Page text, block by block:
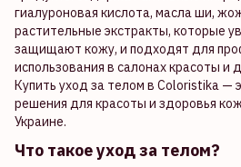
гиалуроновая кислота, масла ши,
растительные экстракты, которые
защищают кожу, и подходят для
использования в салонах красоты и
Купить уход за телом в Coloristika
решения для красоты и здоровья
Украине.
Что такое уход за телом?